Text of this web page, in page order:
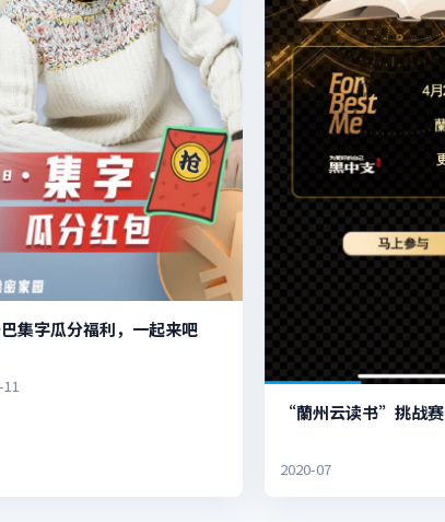
集字瓜分福利，一起来吧
“蘭州云读书”挑战赛
2020-07